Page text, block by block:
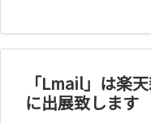
「Lmail」は楽
に出展致します